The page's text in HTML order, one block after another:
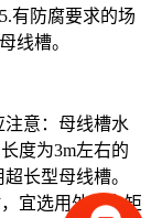
有防腐要求的场
线槽。
意：母线槽水
度为3m左右的
长型母线槽。
宜选用外壳为矩